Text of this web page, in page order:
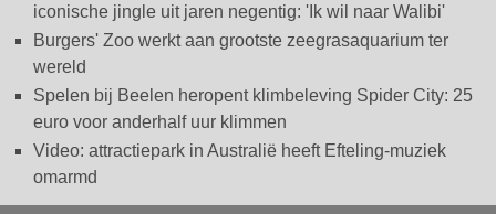
iconische jingle uit jaren negentig: 'Ik wil naar Walibi'
Burgers' Zoo werkt aan grootste zeegrasaquarium ter
wereld
Spelen bij Beelen heropent klimbeleving Spider City: 25
euro voor anderhalf uur klimmen
Video: attractiepark in Australië heeft Efteling-muziek
omarmd